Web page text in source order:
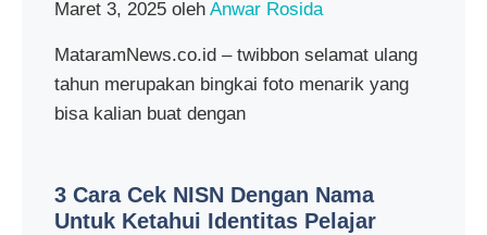
Maret 3, 2025 oleh Anwar Rosida
MataramNews.co.id – twibbon selamat ulang
tahun merupakan bingkai foto menarik yang
bisa kalian buat dengan
3 Cara Cek NISN Dengan Nama
Untuk Ketahui Identitas Pelajar